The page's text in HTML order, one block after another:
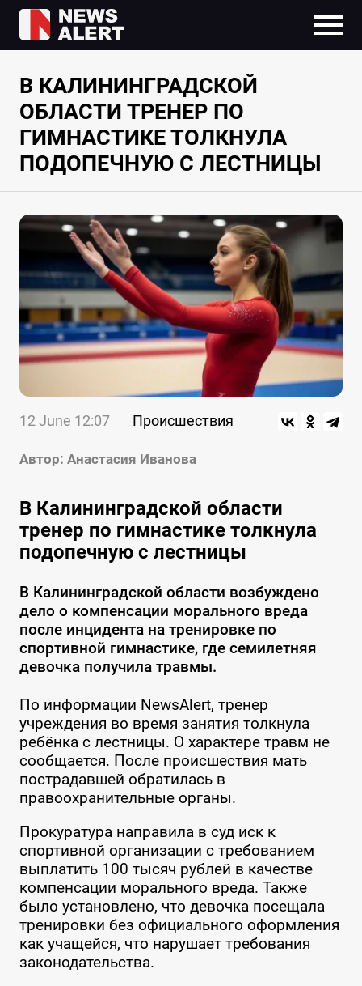
В КАЛИНИНГРАДСКОЙ
ОБЛАСТИ ТРЕНЕР ПО
ГИМНАСТИКЕ ТОЛКНУЛА
ПОДОПЕЧНУЮ С ЛЕСТНИЦЫ
12 June 12:07 Происшествия
Автор: Анастасия Иванова
В Калининградской области
тренер по гимнастике толкнула
подопечную с лестницы
В Калининградской области возбуждено
дело о компенсации морального вреда
после инцидента на тренировке по
спортивной гимнастике, где семилетняя
девочка получила травмы.
По информации NewsAlert, тренер
учреждения во время занятия толкнула
ребёнка с лестницы. О характере травм не
сообщается. После происшествия мать
пострадавшей обратилась в
правоохранительные органы.
Прокуратура направила в суд иск к
спортивной организации с требованием
выплатить 100 тысяч рублей в качестве
компенсации морального вреда. Также
было установлено, что девочка посещала
тренировки без официального оформления
как учащейся, что нарушает требования
законодательства.